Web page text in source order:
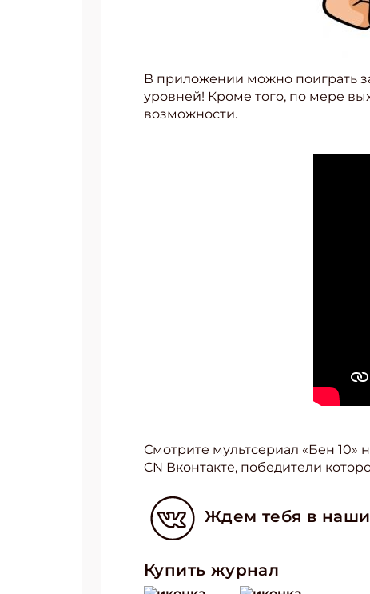
В приложении можно поиграть
уровней! Кроме того, по мере
возможности.
Смотрите мультсериал «Бен 10»
CN Вконтакте, победители
Ждем тебя в
Купить журнал